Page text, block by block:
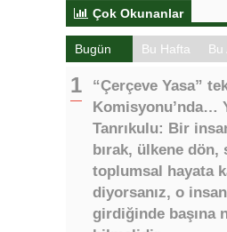
Çok Okunanlar
Bugün Bu Hafta Bu
“Çerçeve Yasa”
Komisyonu’nda…
Tanrıkulu: Bir
bırak, ülkene dön,
toplumsal hayata
diyorsanız, o
girdiğinde başına